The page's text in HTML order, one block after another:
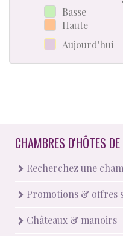
Basse
Haute
Aujourd'hui
CHAMBRES D'HÔTES
Recherchez une
Promotions & offres
Châteaux & manoirs